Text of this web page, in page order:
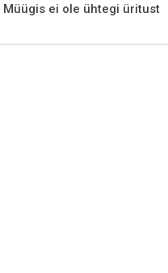
Müügis ei ole ühtegi üritust